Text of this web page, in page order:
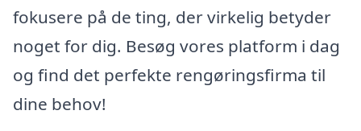
fokusere på de ting, der virkelig betyder
noget for dig. Besøg vores platform i dag
og find det perfekte rengøringsfirma til
dine behov!